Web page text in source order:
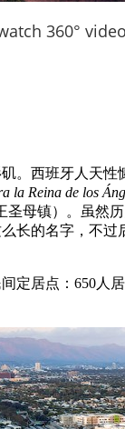
360°
。西班牙人天性
la Reina de los
圣母镇）。虽然
长的名字，不过
定居点：650人